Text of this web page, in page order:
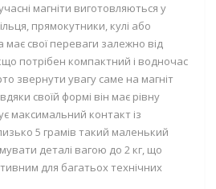
магніти виготовляються у
прямокутники, кулі або
свої переваги залежно від
потрібен компактний і водночас
звернути увагу саме на магніт
своїй формі він має рівну
максимальний контакт із
5 грамів такий маленький
деталі вагою до 2 кг, що
для багатьох технічних